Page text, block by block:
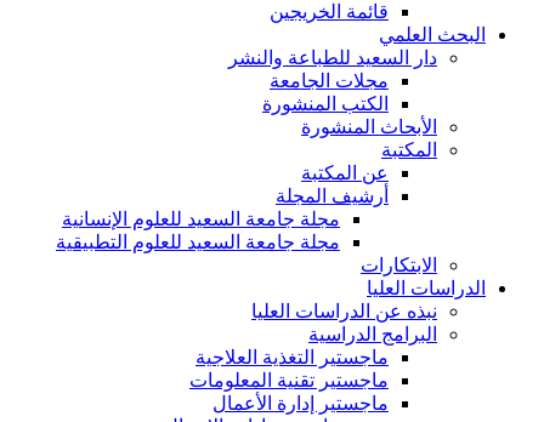
قائمة الخريجين
البحث العلمي
دار السعيد للطباعة والنشر
مجلات الجامعة
الكتب المنشورة
الأبحاث المنشورة
المكتبة
عن المكتبة
أرشيف المجلة
مجلة جامعة السعيد للعلوم الإنسانية
مجلة جامعة السعيد للعلوم التطبيقية
الابتكارات
الدراسات العليا
نبذه عن الدراسات العليا
البرامج الدراسية
ماجستير التغذية العلاجية
ماجستير تقنية المعلومات
ماجستير إدارة الأعمال